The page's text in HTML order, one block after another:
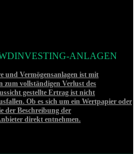
ANLAGEN
und Vermögensanlagen ist mit
zum vollständigen Verlust des
gestellte Ertrag ist nicht
Ob es sich um ein Wertpapier oder
der Beschreibung der
direkt entnehmen.